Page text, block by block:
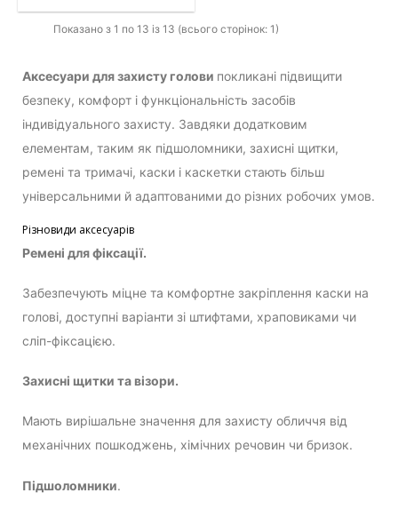
Показано з 1 по 13 із 13 (всього сторінок: 1)
Аксесуари для захисту голови покликані підвищити
безпеку, комфорт і функціональність засобів
індивідуального захисту. Завдяки додатковим
елементам, таким як підшоломники, захисні щитки,
ремені та тримачі, каски і каскетки стають більш
універсальними й адаптованими до різних робочих умов.
Різновиди аксесуарів
Ремені для фіксації.
Забезпечують міцне та комфортне закріплення каски на
голові, доступні варіанти зі штифтами, храповиками чи
сліп-фіксацією.
Захисні щитки та візори.
Мають вирішальне значення для захисту обличчя від
механічних пошкоджень, хімічних речовин чи бризок.
Підшоломники.